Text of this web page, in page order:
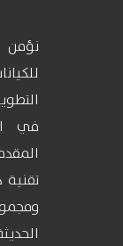
نؤمن
في